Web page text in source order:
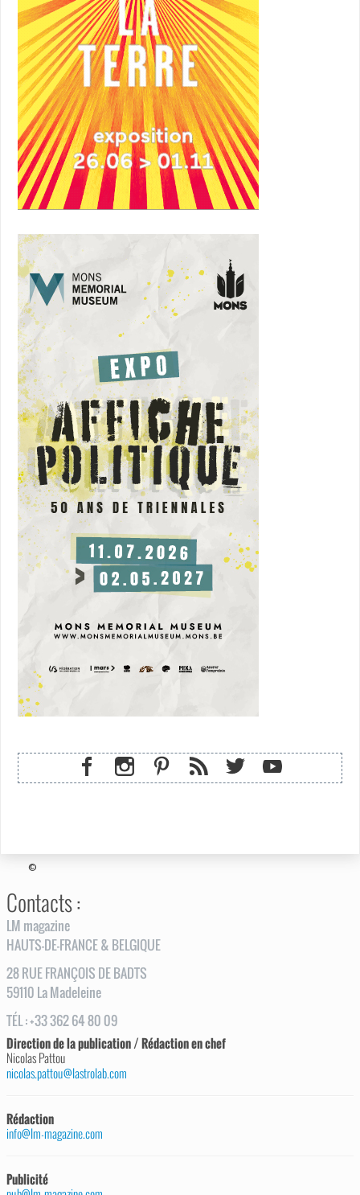
©
Contacts :
LM magazine
HAUTS-DE-FRANCE & BELGIQUE
28RUEFRANÇOIS DE BADTS
59110 La Madeleine
TÉL:+33 362 64 80 09
Direction de la publication / Rédaction en chef
Nicolas Pattou
nicolas.pattou@lastrolab.com
Rédaction
info@lm-magazine.com
Publicité